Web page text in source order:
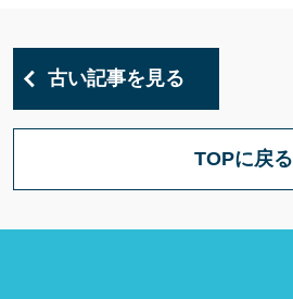
古い記事を見る
TOPに戻る